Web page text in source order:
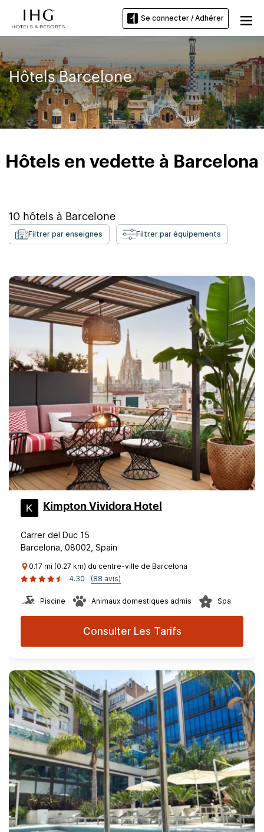
Se connecter / Adhérer
Hôtels Barcelone
Hôtels en vedette à Barcelona
10 hôtels à Barcelone
Filtrer par enseignes Filtrer par équipements
Kimpton Vividora Hotel
Carrer del Duc 15
Barcelona, 08002, Spain
0.17 mi (0.27 km) du centre-ville de Barcelona
4.30
(88 avis)
Piscine Animaux domestiques admis Spa
Consulter Les Tarifs